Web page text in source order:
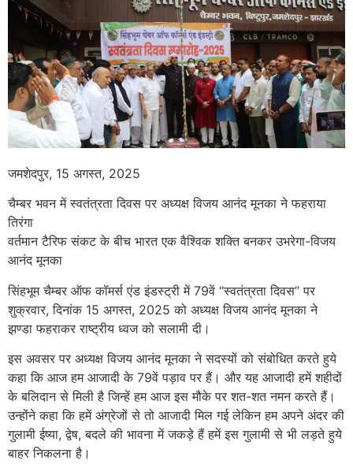
जमशेदपुर, 15 अगस्त, 2025
चैम्बर भवन में स्वतंत्रता दिवस पर अध्यक्ष विजय आनंद मूनका ने फहराया
तिरंगा
वर्तमान टैरिफ संकट के बीच भारत एक वैश्विक शक्ति बनकर उभरेगा-विजय
आनंद मूनका
सिंहभूम चैम्बर ऑफ कॉमर्स एंड इंडस्ट्री में 79वें ‘‘स्वतंत्रता दिवस’’ पर
शुक्रवार, दिनांक 15 अगस्त, 2025 को अध्यक्ष विजय आनंद मूनका ने
झण्डा फहराकर राष्ट्रीय ध्वज को सलामी दी।
इस अवसर पर अध्यक्ष विजय आनंद मूनका ने सदस्यों को संबोधित करते हुये
कहा कि आज हम आजादी के 79वें पड़ाव पर हैं। और यह आजादी हमें शहीदों
के बलिदान से मिली है जिन्हें हम आज इस मौके पर शत-शत नमन करते हैं।
उन्होंने कहा कि हमें अंग्रेजों से तो आजादी मिल गई लेकिन हम अपने अंदर की
गुलामी ईष्या, द्वेष, बदले की भावना में जकड़े हैं हमें इस गुलामी से भी लड़ते हुये
बाहर निकलना है।